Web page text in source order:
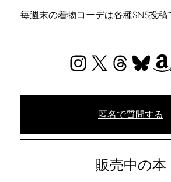
毎週末の着物コーデは各種SNS投
Instagram X Threads Bluesky Amazon
匿名で質問する
販売中の本